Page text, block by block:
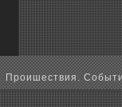
Пpoишествия.